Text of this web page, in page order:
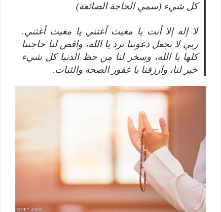
كل شيء (سمي الحاجة الضائعة)
لا إله إلا أنت يا مغيث أغثني يا مغيث أغثني.
ربي لا تجعل دعوتنا ترد يا الله، واقض لنا حاجتنا
كلها يا الله، وسخر لنا من حظ الدنيا كل شيء
خير لنا، وارزقنا يا غفور الصحة والثبات.